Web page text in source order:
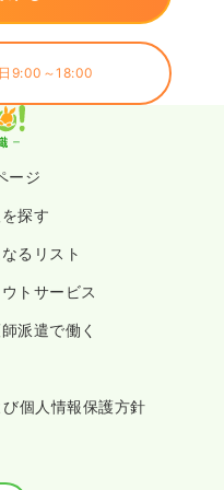
9:00～18:00
ージ
探す
るリスト
トサービス
派遣で働く
個人情報保護方針